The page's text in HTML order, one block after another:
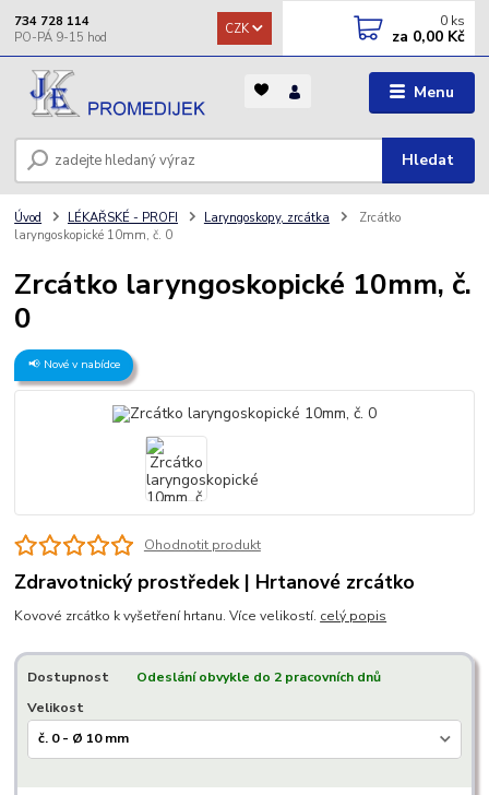
Menu
CZK
Hledat
734 728 114 0 ks
za 0,00 Kč
Úvod LÉKAŘSKÉ - PROFI Laryngoskopy, zrcátka
Zrcátko
laryngoskopické 10mm, č. 0
Zrcátko laryngoskopické 10mm, č.
0
📢 Nové v nabídce
Ohodnotit produkt
Zdravotnický prostředek | Hrtanové zrcátko
Kovové zrcátko k vyšetření hrtanu. Více velikostí. celý popis
Dostupnost
Odeslání obvykle do 2 pracovních dnů
Velikost